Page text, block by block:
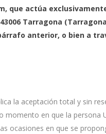
, que actúa
Tarragona
anterior, o bien a
la aceptación total y sin
momento en que la persona
ocasiones en que se